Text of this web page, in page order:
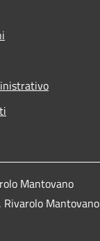
Mantovano
Rivarolo Mantovano